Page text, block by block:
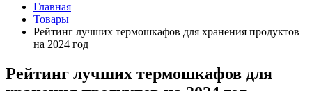
Главная
Товары
Рейтинг лучших термошкафов для хранения продуктов
на 2024 год
Рейтинг лучших термошкафов для